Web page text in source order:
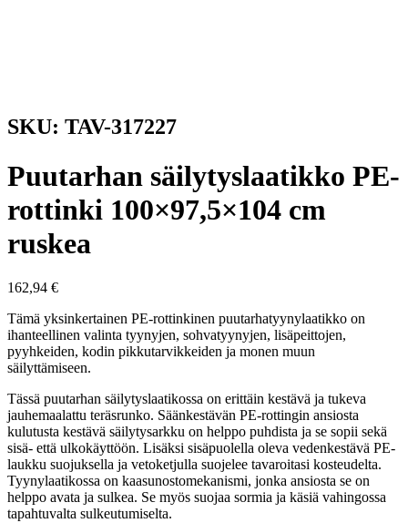
SKU: TAV-317227
Puutarhan säilytyslaatikko PE-
rottinki 100×97,5×104 cm
ruskea
162,94 €
Tämä yksinkertainen PE-rottinkinen puutarhatyynylaatikko on
ihanteellinen valinta tyynyjen, sohvatyynyjen, lisäpeittojen,
pyyhkeiden, kodin pikkutarvikkeiden ja monen muun
säilyttämiseen.
Tässä puutarhan säilytyslaatikossa on erittäin kestävä ja tukeva
jauhemaalattu teräsrunko. Säänkestävän PE-rottingin ansiosta
kulutusta kestävä säilytysarkku on helppo puhdista ja se sopii sekä
sisä- että ulkokäyttöön. Lisäksi sisäpuolella oleva vedenkestävä PE-
laukku suojuksella ja vetoketjulla suojelee tavaroitasi kosteudelta.
Tyynylaatikossa on kaasunostomekanismi, jonka ansiosta se on
helppo avata ja sulkea. Se myös suojaa sormia ja käsiä vahingossa
tapahtuvalta sulkeutumiselta.